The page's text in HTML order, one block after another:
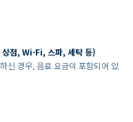
상점, Wi-Fi, 스파, 세탁 등)
신 경우, 음료 요금이 포함되어 있